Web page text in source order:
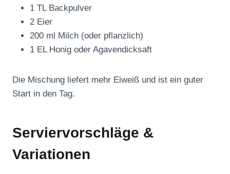
1 TL Backpulver
2 Eier
200 ml Milch (oder pflanzlich)
1 EL Honig oder Agavendicksaft
Die Mischung liefert mehr Eiweiß und ist ein guter
Start in den Tag.
Serviervorschläge &
Variationen